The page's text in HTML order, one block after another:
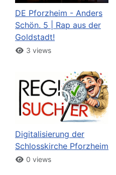
DE Pforzheim - Anders
Schön. 5 | Rap aus der
Goldstadt!
3 views
Digitalisierung der
Schlosskirche Pforzheim
0 views